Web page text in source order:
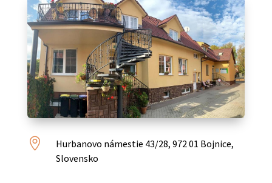

Hurbanovo námestie 43/28, 972 01 Bojnice,
Slovensko